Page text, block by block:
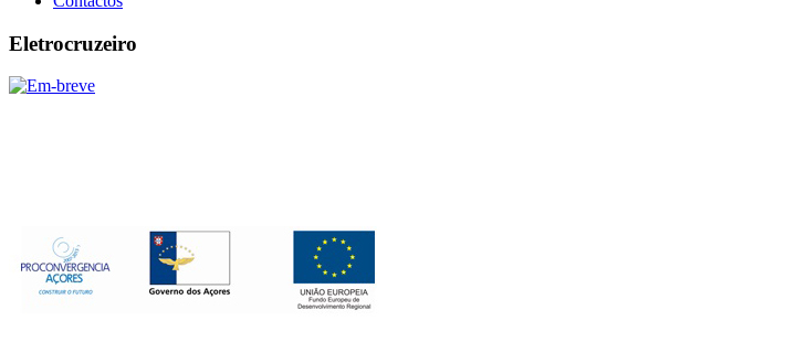
Eletrocruzeiro